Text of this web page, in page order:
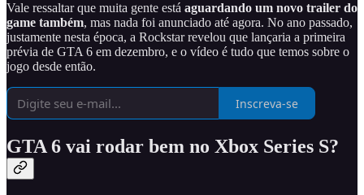
Vale ressaltar que muita gente está aguardando um novo trailer do
game também, mas nada foi anunciado até agora. No ano passado,
justamente nesta época, a Rockstar revelou que lançaria a primeira
prévia de GTA 6 em dezembro, e o vídeo é tudo que temos sobre o
jogo desde então.
Inscreva-se
GTA 6 vai rodar bem no Xbox Series S?